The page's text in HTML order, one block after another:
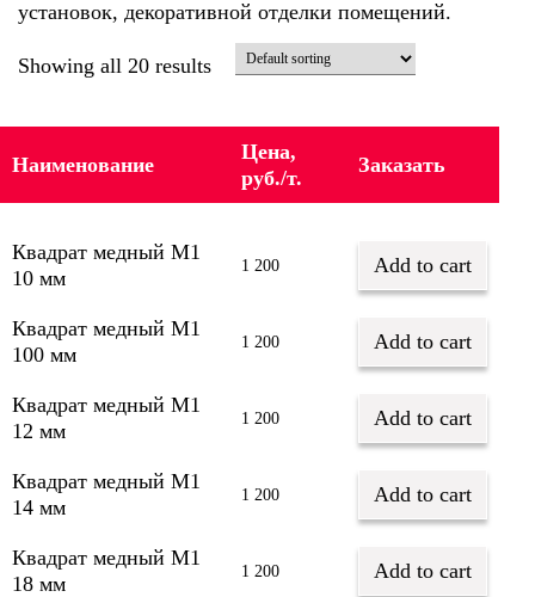
установок, декоративной отделки помещений.
Showing all 20 results
Наименование
Цена,
руб./т.
Заказать
Квадрат медный М1
10 мм
1 200 Add to cart
Квадрат медный М1
100 мм
1 200 Add to cart
Квадрат медный М1
12 мм
1 200 Add to cart
Квадрат медный М1
14 мм
1 200 Add to cart
Квадрат медный М1
18 мм
1 200 Add to cart